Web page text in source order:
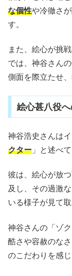
な個性や冷徹さ
す。
また、絵心が挑
では、神谷さん
側面を際立たせ
絵心甚八役
神谷浩史さんは
クター 」と述べ
彼は、絵心が放
及し、その過激
いる様子が見て取
神谷さんの「ゾ
酷さや容赦のな
のこだわりを感じ